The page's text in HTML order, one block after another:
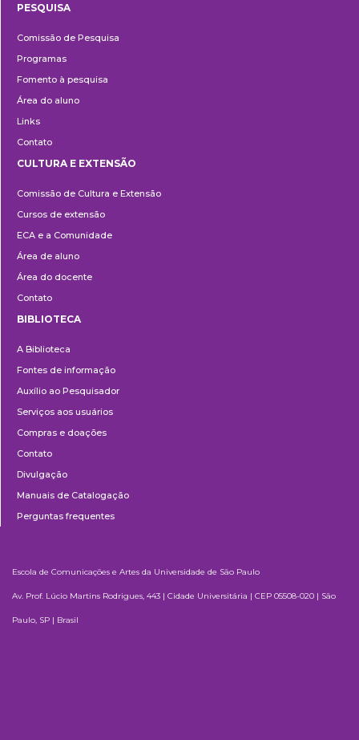
PESQUISA
Comissão de Pesquisa
Programas
Fomento à pesquisa
Área do aluno
Links
Contato
e
Extensão
CULTURA E EXTENSÃO
Comissão de Cultura e Extensão
Cursos de extensão
ECA e a Comunidade
Área de aluno
Área do docente
Contato
BIBLIOTECA
A Biblioteca
Fontes de informação
Auxílio ao Pesquisador
Serviços aos usuários
Compras e doações
Contato
Divulgação
Manuais de Catalogação
Perguntas frequentes
Escola de Comunicações e Artes da Universidade de São Paulo
Av. Prof. Lúcio Martins Rodrigues, 443 | Cidade Universitária | CEP 05508-020 | São
Paulo, SP | Brasil